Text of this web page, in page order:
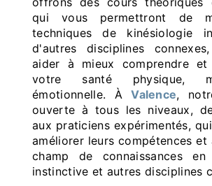
qui vous permettront de
techniques de kinésiologie
d'autres disciplines
aider à mieux comprendre
votre santé physique,
émotionnelle. ÀValence,
ouverte à tous les niveaux,
aux praticiens expérimentés,
améliorer leurs compétences et
champ de connaissances en
instinctive et autres disciplines